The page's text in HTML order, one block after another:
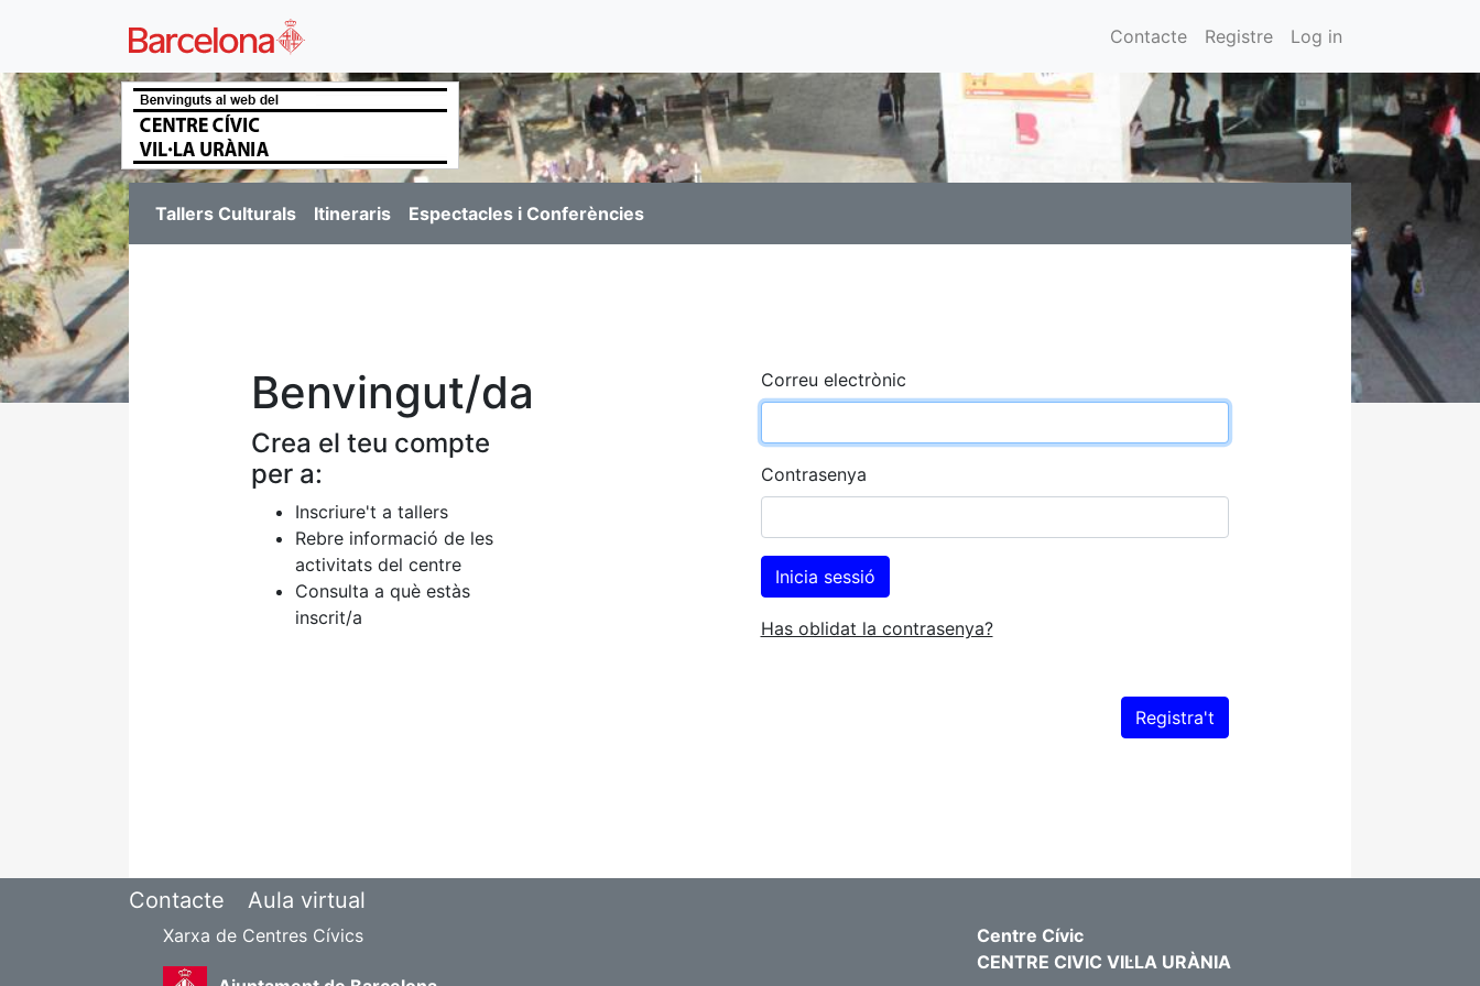
Contacte Registre Log in
Tallers Culturals Itineraris Espectacles i Conferències
Benvingut/da
Crea el teu compte
per a:
Inscriure't a tallers
Rebre informació de les
activitats del centre
Consulta a què estàs
inscrit/a
Correu electrònic
Contrasenya
Has oblidat la contrasenya?
Contacte Aula virtual
Xarxa de Centres Cívics
Centre Cívic
CENTRE CIVIC VIL·LA URÀNIA